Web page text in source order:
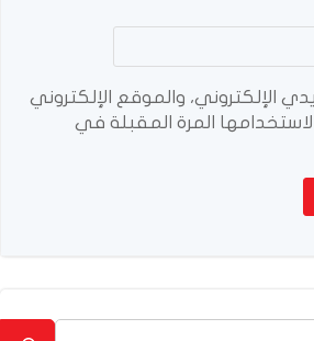
الإلكتروني، والموقع الإلكتروني
المرة المقبلة في